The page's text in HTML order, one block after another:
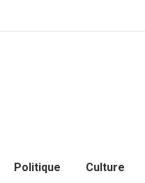
Politique Culture